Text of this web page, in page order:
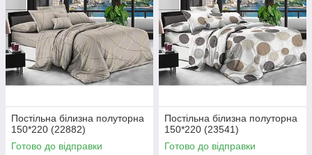
Постільна білизна полуторна
150*220 (22882)
Готово до відправки
Постільна білизна полуторна
150*220 (23541)
Готово до відправки